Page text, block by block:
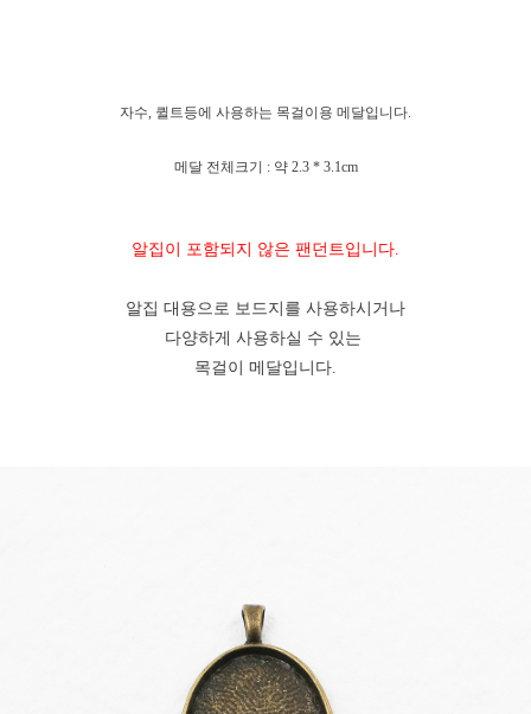
자수, 퀼트등에 사용하는 목걸이용 메달입니다.
메달 전체크기 : 약 2.3 * 3.1cm
알집이 포함되지 않은 팬던트입니다.
알집 대용으로 보드지를 사용하시거나
다양하게 사용하실 수 있는
목걸이 메달입니다.